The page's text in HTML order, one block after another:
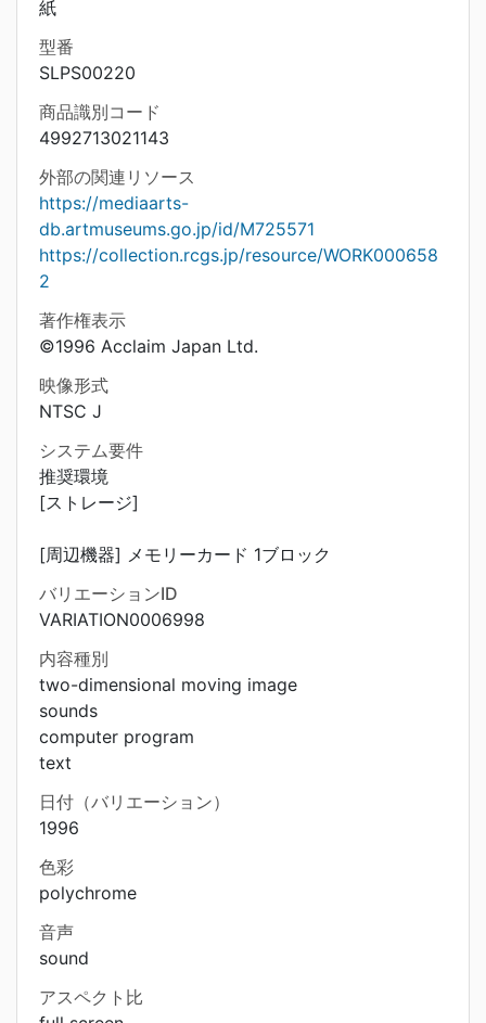
紙
型番
SLPS00220
商品識別コード
4992713021143
外部の関連リソース
https://mediaarts-
db.artmuseums.go.jp/id/M725571
https://collection.rcgs.jp/resource/WORK000658
2
著作権表示
©1996 Acclaim Japan Ltd.
映像形式
NTSC J
システム要件
推奨環境
[ストレージ]
[周辺機器] メモリーカード 1ブロック
バリエーションID
VARIATION0006998
内容種別
two-dimensional moving image
sounds
computer program
text
日付（バリエーション）
1996
色彩
polychrome
音声
sound
アスペクト比